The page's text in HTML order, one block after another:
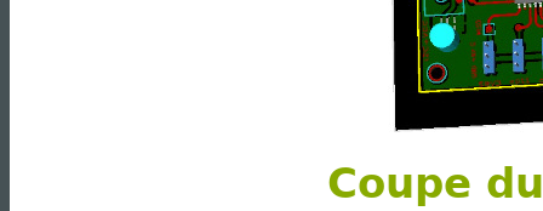
Coupe